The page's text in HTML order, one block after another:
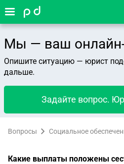
Мы — ваш онлайн-
Опишите ситуацию — юрист
дальше.
Задайте вопрос.
Вопросы Социальное
Какие выплаты положены